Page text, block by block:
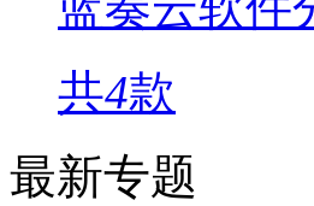
共4款
最新专题